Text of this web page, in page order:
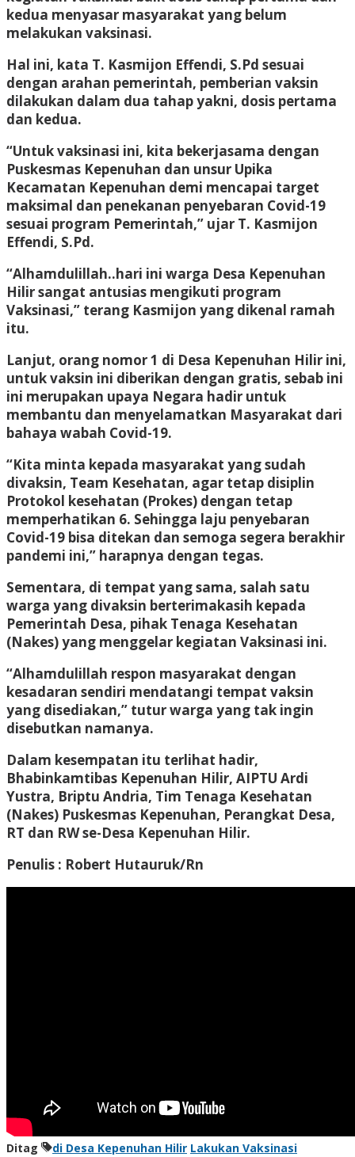
kedua menyasar masyarakat yang belum
melakukan vaksinasi.
Hal ini, kata T. Kasmijon Effendi, S.Pd sesuai
dengan arahan pemerintah, pemberian vaksin
dilakukan dalam dua tahap yakni, dosis pertama
dan kedua.
“Untuk vaksinasi ini, kita bekerjasama dengan
Puskesmas Kepenuhan dan unsur Upika
Kecamatan Kepenuhan demi mencapai target
maksimal dan penekanan penyebaran Covid-19
sesuai program Pemerintah,” ujar T. Kasmijon
Effendi, S.Pd.
“Alhamdulillah..hari ini warga Desa Kepenuhan
Hilir sangat antusias mengikuti program
Vaksinasi,” terang Kasmijon yang dikenal ramah
itu.
Lanjut, orang nomor 1 di Desa Kepenuhan Hilir ini,
untuk vaksin ini diberikan dengan gratis, sebab ini
ini merupakan upaya Negara hadir untuk
membantu dan menyelamatkan Masyarakat dari
bahaya wabah Covid-19.
“Kita minta kepada masyarakat yang sudah
divaksin, Team Kesehatan, agar tetap disiplin
Protokol kesehatan (Prokes) dengan tetap
memperhatikan 6. Sehingga laju penyebaran
Covid-19 bisa ditekan dan semoga segera berakhir
pandemi ini,” harapnya dengan tegas.
Sementara, di tempat yang sama, salah satu
warga yang divaksin berterimakasih kepada
Pemerintah Desa, pihak Tenaga Kesehatan
(Nakes) yang menggelar kegiatan Vaksinasi ini.
“Alhamdulillah respon masyarakat dengan
kesadaran sendiri mendatangi tempat vaksin
yang disediakan,” tutur warga yang tak ingin
disebutkan namanya.
Dalam kesempatan itu terlihat hadir,
Bhabinkamtibas Kepenuhan Hilir, AIPTU Ardi
Yustra, Briptu Andria, Tim Tenaga Kesehatan
(Nakes) Puskesmas Kepenuhan, Perangkat Desa,
RT dan RW se-Desa Kepenuhan Hilir.
Penulis : Robert Hutauruk/Rn
Ditag di Desa Kepenuhan Hilir Lakukan Vaksinasi